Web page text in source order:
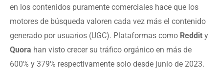
en los contenidos puramente comerciales hace que los
motores de búsqueda valoren cada vez más el contenido
generado por usuarios (UGC). Plataformas como Reddit y
Quora han visto crecer su tráfico orgánico en más de
600% y 379% respectivamente solo desde junio de 2023.